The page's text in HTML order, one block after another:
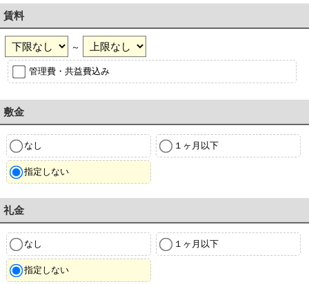
賃料
～
管理費・共益費込み
敷金
なし １ヶ月以下
指定しない
礼金
なし １ヶ月以下
指定しない